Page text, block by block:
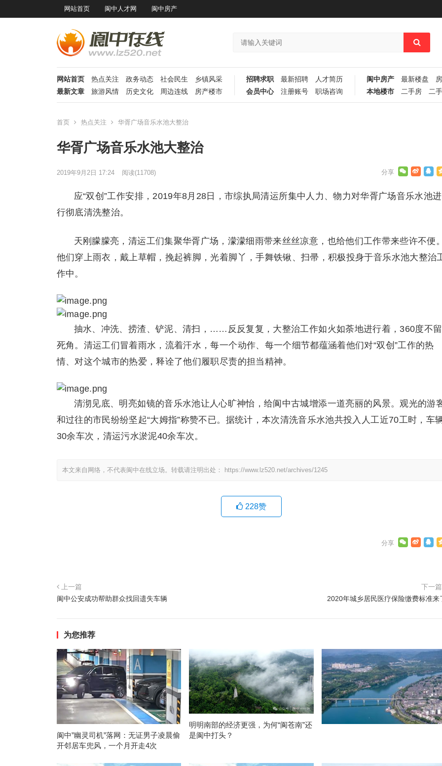
网站首页 阆中人才网 阆中房产
网站首页 热点关注 政务动态 社会民生
乡镇风采
最新文章
旅游风情 历史文化 周边连线 房产楼市
招聘求职 最新招聘
人才简历
会员中心
注册账号 职场咨询
阆中房产 最新楼盘
本地楼市
二手房 二
首页 热点关注 华胥广场音乐水池大整治
华胥广场音乐水池大整治
2019年9月2日 17:24 阅读(11708)
应“双创”工作安排，2019年8月28日，市综执局清运所集中人力、物力对华胥广场音乐水池进
行彻底清洗整治。
天刚朦朦亮，清运工们集聚华胥广场，濛濛细雨带来丝丝凉意，也给他们工作带来些许不便
他们穿上雨衣，戴上草帽，挽起裤脚，光着脚丫，手舞铁锹、扫帚，积极投身于音乐水池大整治
作中。
抽水、冲洗、捞渣、铲泥、清扫，……反反复复，大整治工作如火如荼地进行着，360度不留
死角。清运工们冒着雨水，流着汗水，每一个动作、每一个细节都蕴涵着他们对“双创”工作的热
情、对这个城市的热爱，释诠了他们履职尽责的担当精神。
清沏见底、明亮如镜的音乐水池让人心旷神怡，给阆中古城增添一道亮丽的风景。观光的游
和过往的市民纷纷坚起“大姆指”称赞不已。据统计，本次清洗音乐水池共投入人工近70工时，车
30余车次，清运污水淤泥40余车次。
本文来自网络，不代表阆中在线立场。转载请注明出处： https://www.lz520.net/archives/1245
228赞
上一篇
阆中公安成功帮助群众找回遗失车辆
下一
2020年城乡居民医疗保险缴费标准来
为您推荐
阆中”幽灵司机”落网：无证男子凌晨偷
开邻居车兜风，一个月开走4次
明明南部的经济更强，为何“阆苍南”还
是阆中打头？